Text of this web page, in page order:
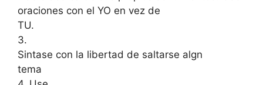
oraciones con el YO en vez de
TU.
3.
Sintase con la libertad de saltarse algn
tema